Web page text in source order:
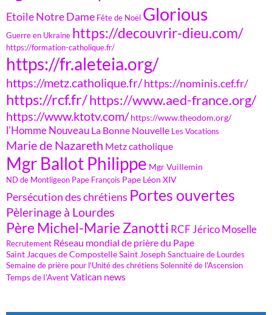
Etoile Notre Dame Fête de Noël Glorious
Guerre en Ukraine https://decouvrir-dieu.com/
https://formation-catholique.fr/
https://fr.aleteia.org/
https://metz.catholique.fr/https://nominis.cef.fr/
https://rcf.fr/https://www.aed-france.org/
https://www.ktotv.com/ https://www.theodom.org/
l'Homme Nouveau La Bonne Nouvelle Les Vocations
Marie de Nazareth Metz catholique
Mgr Ballot Philippe Mgr Vuillemin
ND de Montligeon Pape François Pape Léon XIV
Persécution des chrétiens Portes ouvertes
Pèlerinage à Lourdes
Père Michel-Marie Zanotti RCF Jérico Moselle
Recrutement Réseau mondial de prière du Pape
Saint Jacques de CompostelleSaint Joseph Sanctuaire de Lourdes
Semaine de prière pour l'Unité des chrétiens Solennité de l'Ascension
Temps de l'AventVatican news